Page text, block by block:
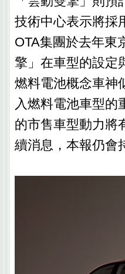
技術中心表示將採
OTA集團於去年東
擎」在車型的設定
燃料電池概念車神
入燃料電池車型的
的市售車型動力將
續消息，本報仍會